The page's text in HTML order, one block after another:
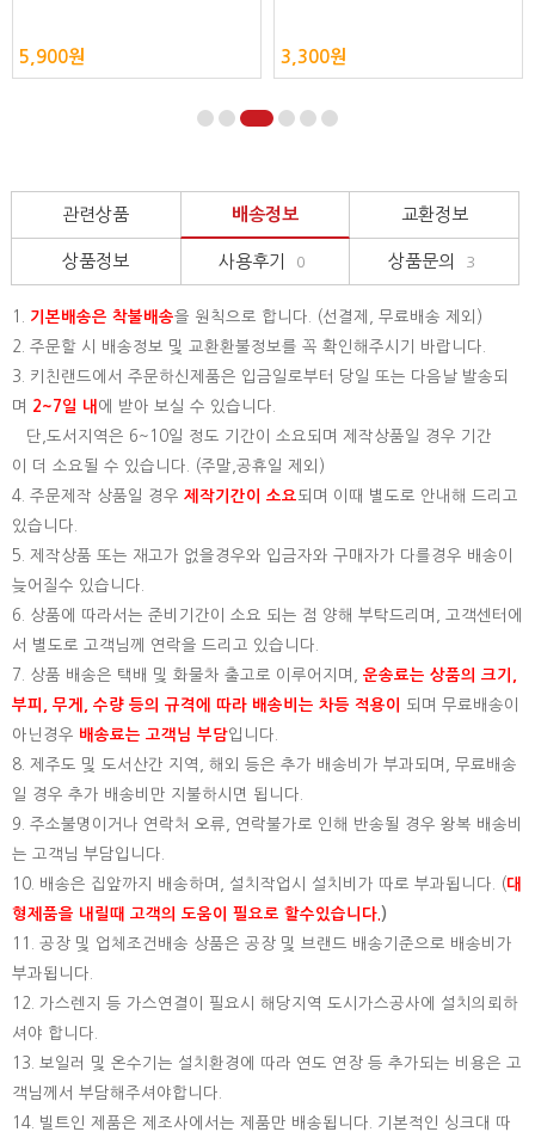
5,900원 3,300원
관련상품 배송정보 교환정보
상품정보 사용후기 0 상품문의 3
1. 기본배송은 착불배송을 원칙으로 합니다. (선결제, 무료배송 제외)
2. 주문할 시 배송정보 및 교환환불정보를 꼭 확인해주시기 바랍니다.
3. 키친랜드에서 주문하신제품은 입금일로부터 당일 또는 다음날 발송되
며
2~7일 내 에 받아 보실 수 있습니다.
단,도서지역은 6~10일 정도 기간이 소요되며 제작상품일 경우 기간
이 더 소요될 수 있습니다. (주말,공휴일 제외)
4. 주문제작 상품일 경우 제작기간이 소요되며 이때 별도로 안내해 드리고
있습니다.
5. 제작상품 또는 재고가 없을경우와 입금자와 구매자가 다를경우 배송이
늦어질수 있습니다.
6. 상품에 따라서는 준비기간이 소요 되는 점 양해 부탁드리며, 고객센터에
서 별도로 고객님께 연락을 드리고 있습니다.
7. 상품 배송은 택배 및 화물차 출고로 이루어지며, 운송료는 상품의 크기,
부피, 무게, 수량 등의 규격에 따라 배송비는 차등 적용이
되며 무료배송이
아닌경우 배송료는 고객님 부담입니다.
8. 제주도 및 도서산간 지역, 해외 등은 추가 배송비가 부과되며, 무료배송
일 경우 추가 배송비만 지불하시면 됩니다.
9. 주소불명이거나 연락처 오류, 연락불가로 인해 반송될 경우 왕복 배송비
는 고객님 부담입니다.
10. 배송은 집앞까지 배송하며, 설치작업시 설치비가 따로 부과됩니다. (대
형제품을 내릴때 고객의 도움이 필요로 할수있습니다. )
11. 공장 및 업체조건배송 상품은 공장 및 브랜드 배송기준으로 배송비가
부과됩니다.
12. 가스렌지 등 가스연결이 필요시 해당지역 도시가스공사에 설치의뢰하
셔야 합니다.
13. 보일러 및 온수기는 설치환경에 따라 연도 연장 등 추가되는 비용은 고
객님께서 부담해주셔야합니다.
14. 빌트인 제품은 제조사에서는 제품만 배송됩니다. 기본적인 싱크대 따